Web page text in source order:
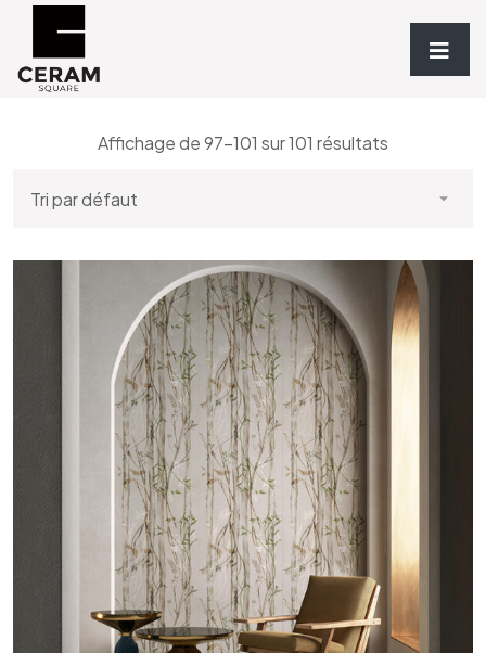
Accueil/Revêtements
Affichage de 97–101 sur 101 résultats